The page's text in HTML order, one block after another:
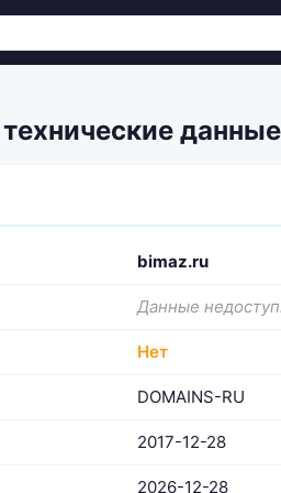
данные
bimaz.ru
Данные
Нет
DOMAINS-RU
2017-12-28
2026-12-28